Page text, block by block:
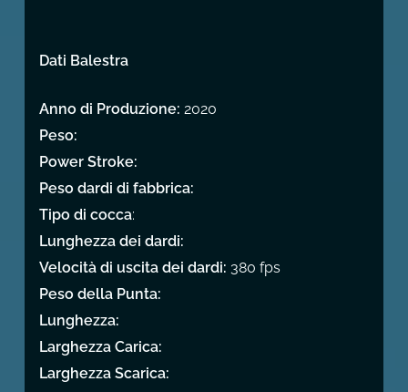
Dati Balestra
Anno di Produzione: 2020
Peso:
Power Stroke:
Peso dardi di fabbrica:
Tipo di cocca:
Lunghezza dei dardi:
Velocità di uscita dei dardi: 380 fps
Peso della Punta:
Lunghezza:
Larghezza Carica:
Larghezza Scarica: